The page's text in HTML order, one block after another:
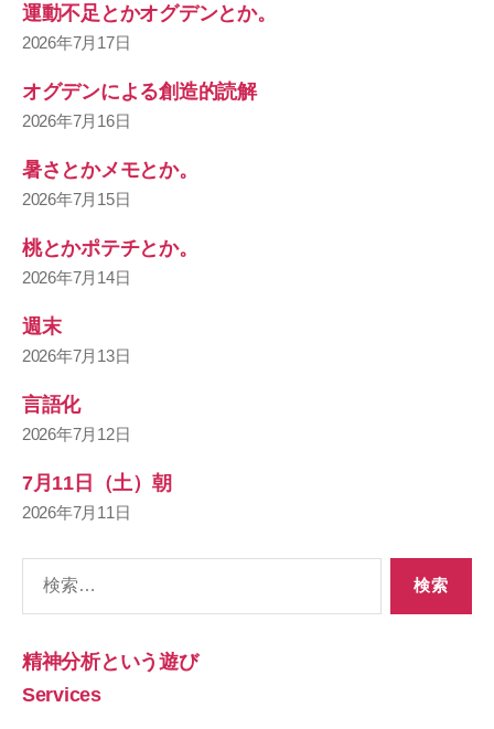
運動不足とかオグデンとか。
2026年7月17日
オグデンによる創造的読解
2026年7月16日
暑さとかメモとか。
2026年7月15日
桃とかポテチとか。
2026年7月14日
週末
2026年7月13日
言語化
2026年7月12日
7月11日（土）朝
2026年7月11日
象:
精神分析という遊び
Services